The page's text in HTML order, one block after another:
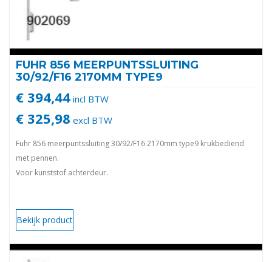
FUHR 856 MEERPUNTSSLUITING
30/92/F16 2170MM TYPE9
€ 394,44 incl BTW
€ 325,98 excl BTW
Fuhr 856 meerpuntssluiting 30/92/F16 2170mm type9 krukbediend
met pennen.
Voor kunststof achterdeur.
Bekijk product